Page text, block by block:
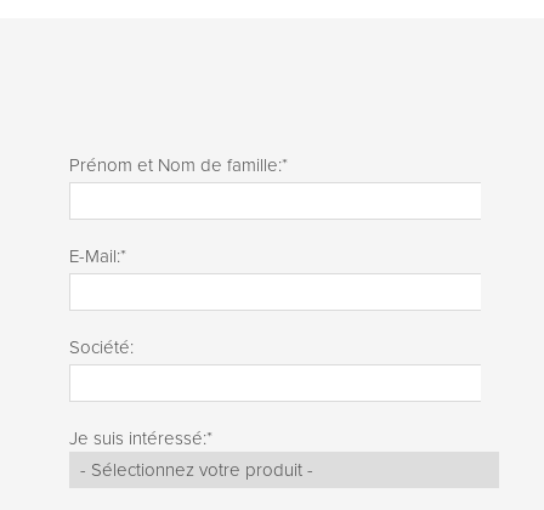
Prénom et Nom de famille:*
E-Mail:*
Société:
Je suis intéressé:*